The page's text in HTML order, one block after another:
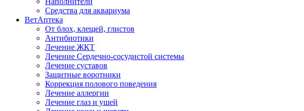
Средства для аквариума
ВетАптека
От блох, клещей, глистов
Антибиотики
Лечение ЖКТ
Лечение Сердечно-сосудистой системы
Лечение суставов
Защитные воротники
Коррекция полового поведения
Лечение аллергии
Лечение глаз и ушей